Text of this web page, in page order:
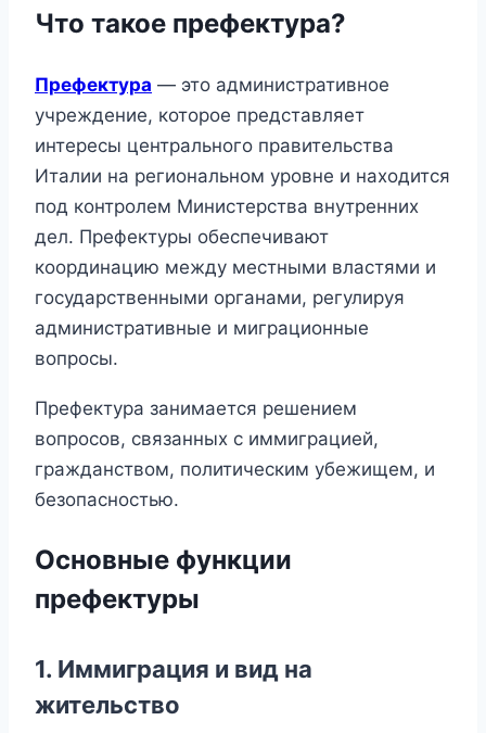
Что такое префектура?
Префектура — это административное
учреждение, которое представляет
интересы центрального правительства
Италии на региональном уровне и находится
под контролем Министерства внутренних
дел. Префектуры обеспечивают
координацию между местными властями и
государственными органами, регулируя
административные и миграционные
вопросы.
Префектура занимается решением
вопросов, связанных с иммиграцией,
гражданством, политическим убежищем, и
безопасностью.
Основные функции
префектуры
1. Иммиграция и вид на
жительство